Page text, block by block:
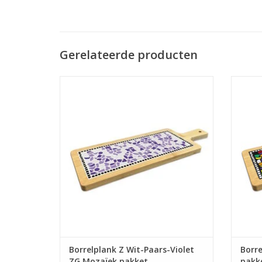
Gerelateerde producten
Borrelplank Z Wit-Paars-Violet